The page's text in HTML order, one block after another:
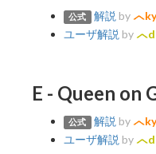
公式 解説 by
ユーザ解説 by
E - Queen on
公式 解説 by
ユーザ解説 by